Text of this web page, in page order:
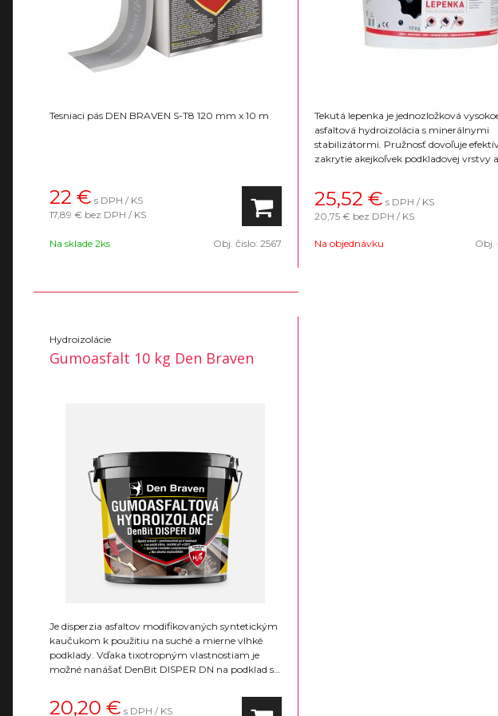
Tesniaci pás DEN BRAVEN S-T8 120 mm x 10 m
22 € s DPH / KS
17,89 € bez DPH / KS
Na sklade 2ks Obj. čislo:2567
Tekutá lepenka je jednozložková
asfaltová hydroizolácia s minerálnymi
stabilizátormi. Pružnosť dovoľuje
zakrytie akejkoľvek podkladovej vrstvy
podkladovej vrstvy. Nanáša sa na
stavebný povrch.
25,52 € s DPH / KS
20,75 € bez DPH / KS
Na objednávku Obj.
Hydroizolácie
Gumoasfalt 10 kg Den Braven
Je disperzia asfaltov modifikovaných syntetickým
kaučukom k použitiu na suché a mierne vlhké
podklady. Vďaka tixotropným vlastnostiam je
možné nanášať DenBit DISPER DN na podklad s
nanášanej vrstvy). Náter po vyzretí zo zvislého
povrchu nesteká ani pri vysokej teplote + 100 °C a
20,20 € s DPH / KS